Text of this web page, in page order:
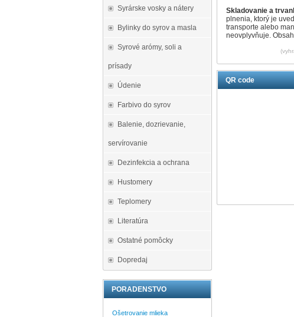
Syrárske vosky a nátery
Bylinky do syrov a masla
Syrové arómy, soli a
prísady
Údenie
Farbivo do syrov
Balenie, dozrievanie,
servírovanie
Dezinfekcia a ochrana
Hustomery
Teplomery
Literatúra
Ostatné pomôcky
Dopredaj
PORADENSTVO
Ošetrovanie mlieka
Skladovanie a
plnenia, ktorý je
transporte alebo
neovplyvňuje.
QR code